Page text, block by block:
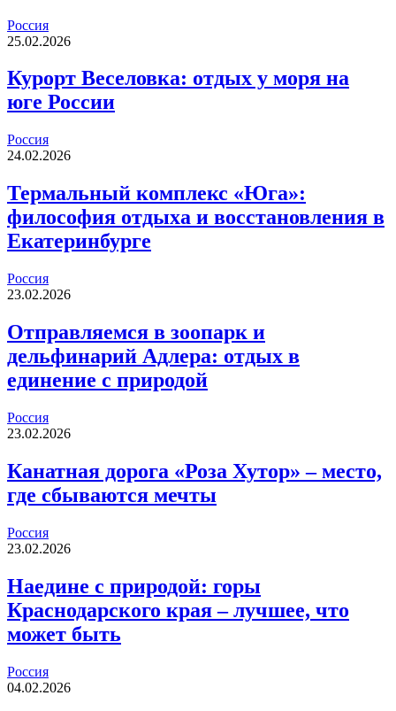
Россия
25.02.2026
Курорт Веселовка: отдых у моря на
юге России
Россия
24.02.2026
Термальный комплекс «Юга»:
философия отдыха и восстановления в
Екатеринбурге
Россия
23.02.2026
Отправляемся в зоопарк и
дельфинарий Адлера: отдых в
единение с природой
Россия
23.02.2026
Канатная дорога «Роза Хутор» – место,
где сбываются мечты
Россия
23.02.2026
Наедине с природой: горы
Краснодарского края – лучшее, что
может быть
Россия
04.02.2026